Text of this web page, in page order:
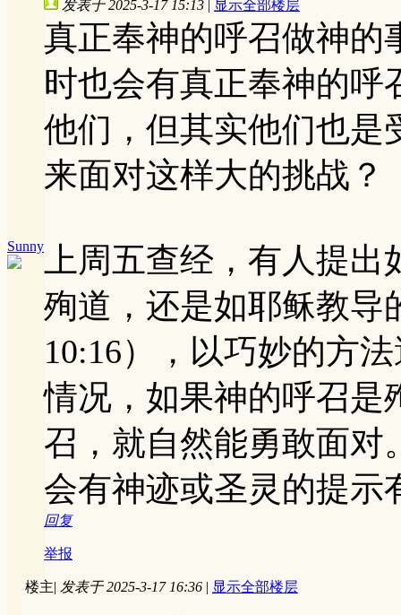
Sunny
发表于 2025-3-17 15:13 显示全部楼层
真正奉神的呼召做神的
时也会有真正奉神的呼
他们，但其实他们也是
来面对这样大的挑战？
上周五查经，有人提
殉道，还是如耶稣教导
10:16），以巧妙的方
情况，如果神的呼召是
召，就自然能勇敢面对
会有神迹或圣灵的提示
回复
举报
楼主| 发表于 2025-3-17 16:36 | 显示全部楼层